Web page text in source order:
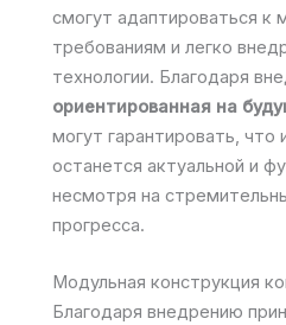
смогут адаптироваться
требованиям и легко
технологии. Благодаря
ориентированная на
могут гарантировать, что
останется актуальной и
несмотря на
прогресса.
Модульная конструкция
Благодаря внедрению